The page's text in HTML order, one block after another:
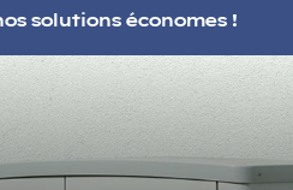
solutions économes !